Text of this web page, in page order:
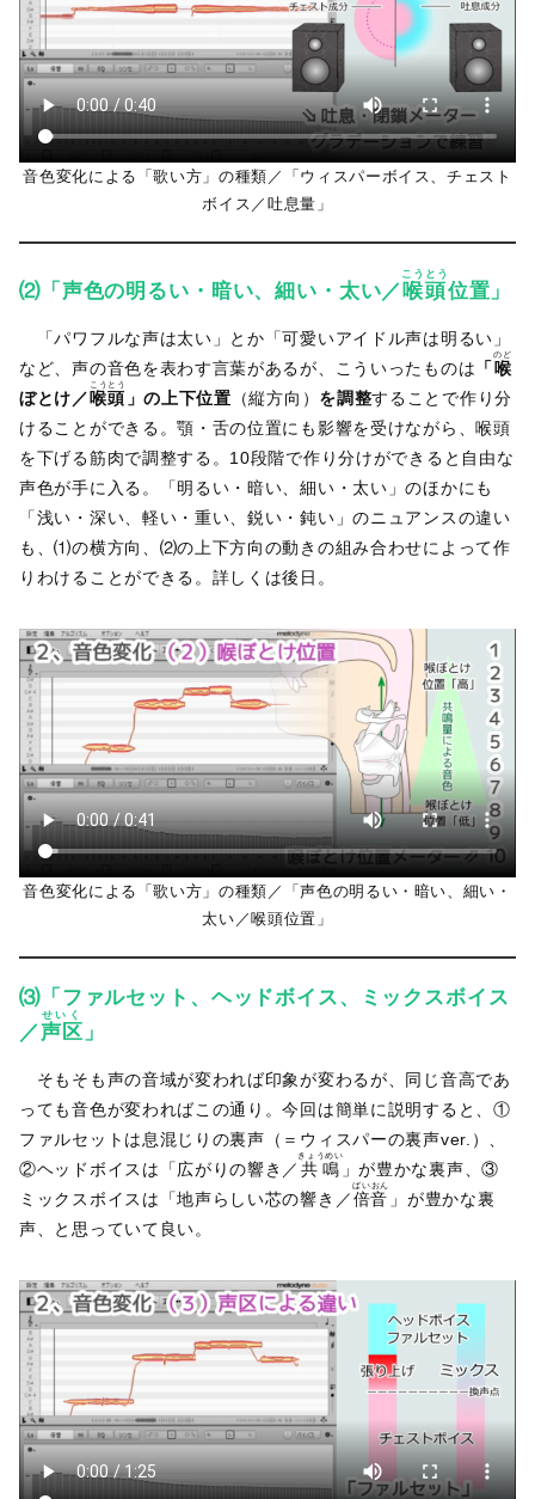
音色変化による「歌い方」の種類／「ウィスパーボイス、チェスト
ボイス／吐息量」
⑵「声色の明るい・暗い、細い・太い／喉頭
こうとう
位置」
「パワフルな声は太い」とか「可愛いアイドル声は明るい」
など、声の音色を表わす言葉があるが、こういったものは 「喉
のど
ぼとけ／喉頭
こうとう
」の上下位置 （縦方向） を調整することで作り分
けることができる。顎・舌の位置にも影響を受けながら、喉頭
を下げる筋肉で調整する。10段階で作り分けができると自由な
声色が手に入る。「明るい・暗い、細い・太い」のほかにも
「浅い・深い、軽い・重い、鋭い・鈍い」のニュアンスの違い
も、⑴の横方向、⑵の上下方向の動きの組み合わせによって作
りわけることができる。詳しくは後日。
音色変化による「歌い方」の種類／「声色の明るい・暗い、細い・
太い／喉頭位置」
⑶「ファルセット、ヘッドボイス、ミックスボイス
／声区
せいく
」
そもそも声の音域が変われば印象が変わるが、同じ音高であ
っても音色が変わればこの通り。今回は簡単に説明すると、①
ファルセットは息混じりの裏声（＝ウィスパーの裏声ver.）、
②ヘッドボイスは「広がりの響き／ 共鳴
きょうめい
」が豊かな裏声、③
ミックスボイスは「地声らしい芯の響き／倍音
ばいおん
」が豊かな裏
声、と思っていて良い。